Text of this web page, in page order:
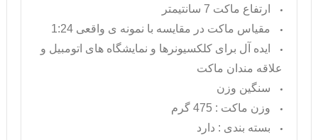
ارتفاع ماکت 7 سانتیمتر
مقیاس ماکت در مقایسه با نمونه ی واقعی 1:24
ایده آل برای کلکسیونرها و نمایشگاه های اتومبیل و
علاقه مندان ماکت
سنگین وزن
وزن ماکت : 475 گرم
بسته بندی : دارد